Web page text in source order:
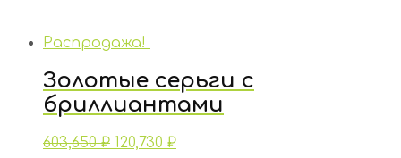
Распродажа!
Золотые серьги с
бриллиантами
603,650₽ 120,730 ₽